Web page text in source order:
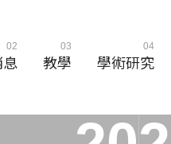
02
息
03
教學
04
學術研究